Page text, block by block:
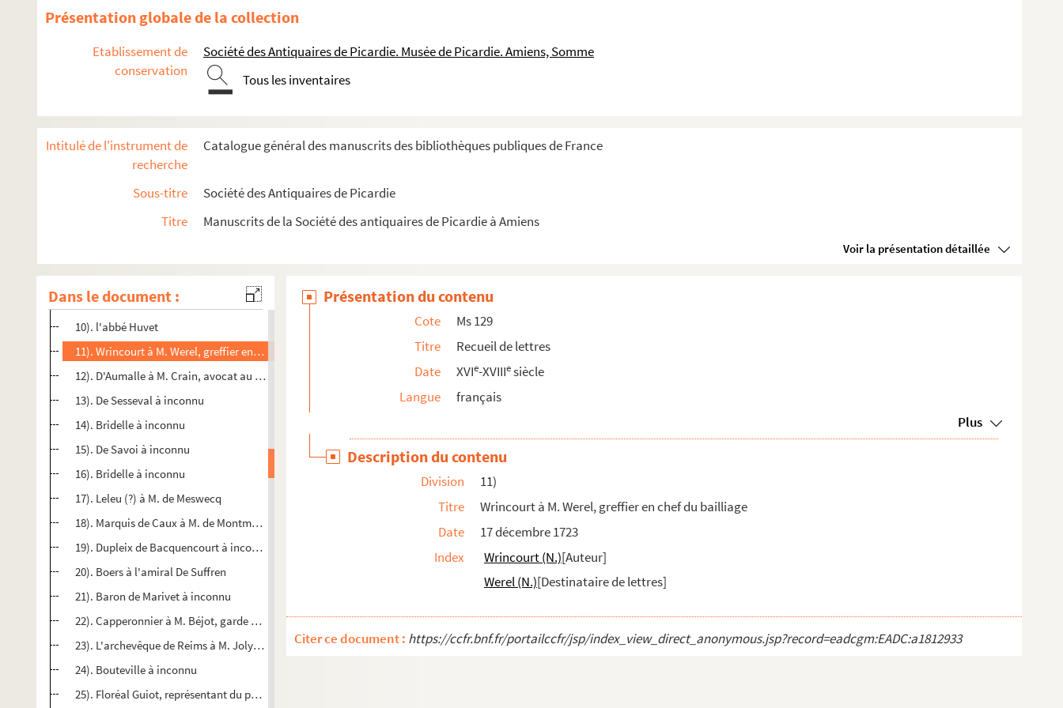
Présentation globale de la collection
Etablissement de
conservation
Société des Antiquaires de Picardie. Musée de Picardie. Amiens, Somme
Tous les inventaires
Intitulé de l'instrument de
recherche
Catalogue général des manuscrits des bibliothèques publiques de France
Sous-titre
Société des Antiquaires de Picardie
Titre
Manuscrits de la Société des antiquaires de Picardie à Amiens
Voir la présentation détaillée
Dans le document :
Ms 123. Collection de pièces originales sur le Pontieu
Ms 124. Collection de pièces originales sur le Pontieu
Ms 125-128. Collection de pièces originales sur le Pontieu
1 et 2). Jacques de Lameth à M. de La Rochepot
3). Antoine Desprez, abbé de Saint-Jean d'Amiens, à M. d'Humières
6). Les échevins d'Amiens au roi
8). Maximilien de Belleforière au cardinal de Richelieu
9). Esclainvillier à M. du Demeine
10). l'abbé Huvet
11). Wrincourt à M. Werel, greffier en chef du bailliage
12). D'Aumalle à M. Crain, avocat au Parlement
13). De Sesseval à inconnu
14). Bridelle à inconnu
15). De Savoi à inconnu
16). Bridelle à inconnu
17). Leleu (?) à M. de Meswecq
18). Marquis de Caux à M. de Montmartel
19). Dupleix de Bacquencourt à inconnu
20). Boers à l'amiral De Suffren
21). Baron de Marivet à inconnu
22). Capperonnier à M. Béjot, garde de la bibliothèque du roi
23). L'archevêque de Reims à M. Joly de Fleury
24). Bouteville à inconnu
25). Floréal Guiot, représentant du peuple dans la Somme, au Comité de salut public
Présentation du contenu
Cote
Ms 129
Titre
Recueil de lettres
Date
XVIe-XVIIIesiècle
Langue
français
Plus
Description du contenu
Division
11)
Titre
Wrincourt à M. Werel, greffier en chef du bailliage
Date
17 décembre 1723
Index
Wrincourt (N.)[Auteur]
Werel (N.)[Destinataire de lettres]
Citer ce document : https://ccfr.bnf.fr/portailccfr/jsp/index_view_direct_anonymous.jsp?record=eadcgm:EADC:a1812933